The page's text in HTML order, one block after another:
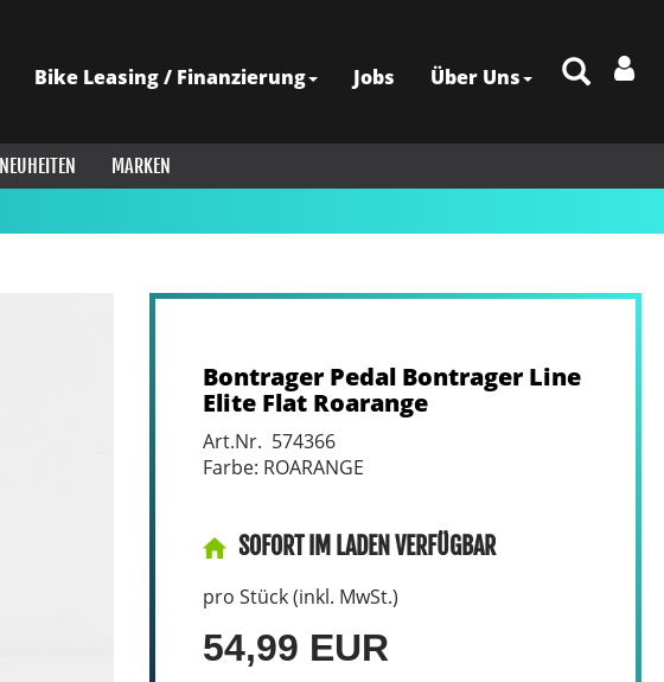
Bike Leasing / Finanzierung Jobs Über Uns
NEUHEITEN
MARKEN
Bontrager Pedal Bontrager Line
Elite Flat Roarange
Art.Nr. 574366
Farbe: ROARANGE
SOFORT IM LADEN VERFÜGBAR
pro Stück (inkl. MwSt.)
54,99 EUR